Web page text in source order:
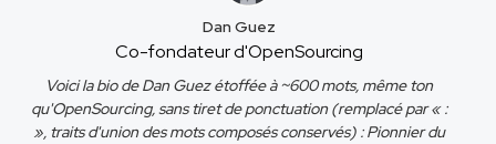
Dan Guez
Co-fondateur d'OpenSourcing
Voici la bio de Dan Guez étoffée à ~600 mots, même ton
qu'OpenSourcing, sans tiret de ponctuation (remplacé par « :
», traits d'union des mots composés conservés) : Pionnier du